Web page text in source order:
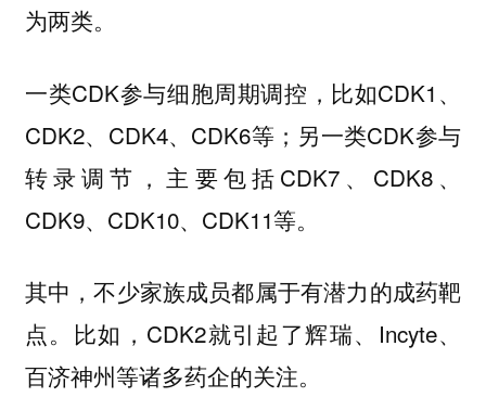
为两类。
一类CDK参与细胞周期调控，比如CDK1、
CDK2、CDK4、CDK6等；另一类CDK参与
转录调节，主要包括CDK7、CDK8、
CDK9、CDK10、CDK11等。
其中，不少家族成员都属于有潜力的成药靶
点。比如，CDK2就引起了辉瑞、Incyte、
百济神州等诸多药企的关注。